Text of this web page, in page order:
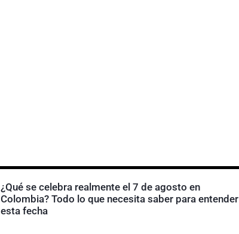
¿Qué se celebra realmente el 7 de agosto en
Colombia? Todo lo que necesita saber para entender
esta fecha